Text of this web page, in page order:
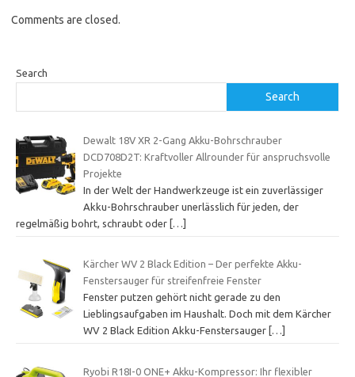
Comments are closed.
Search
Search
Dewalt 18V XR 2-Gang Akku-Bohrschrauber
DCD708D2T: Kraftvoller Allrounder für anspruchsvolle
Projekte
In der Welt der Handwerkzeuge ist ein zuverlässiger
Akku-Bohrschrauber unerlässlich für jeden, der
regelmäßig bohrt, schraubt oder […]
Kärcher WV 2 Black Edition – Der perfekte Akku-
Fenstersauger für streifenfreie Fenster
Fenster putzen gehört nicht gerade zu den
Lieblingsaufgaben im Haushalt. Doch mit dem Kärcher
WV 2 Black Edition Akku-Fenstersauger […]
Ryobi R18I-0 ONE+ Akku-Kompressor: Ihr flexibler